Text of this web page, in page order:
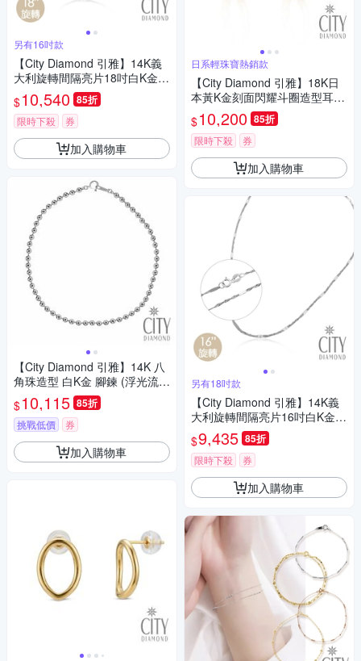
另有16吋款
【City Diamond 引雅】14K義
大利旋轉間隔亮片18吋白K金項
鍊(浮光流影系列)
$10,540 85折
限時下殺 券
加入購物車
【City Diamond 引雅】14K 八
角珠造型 白K金 腳鍊 (浮光流影
系列)
$10,115 85折
挑戰低價 券
加入購物車
日系輕珠寶熱銷款
【City Diamond 引雅】18K日
本黃K金刻面閃耀斗圈造型耳環
(東京Yuki系列)
$10,200 85折
限時下殺 券
加入購物車
另有18吋款
【City Diamond 引雅】14K義
大利旋轉間隔亮片16吋白K金項
鍊(浮光流影系列)
$9,435 85折
限時下殺 券
加入購物車